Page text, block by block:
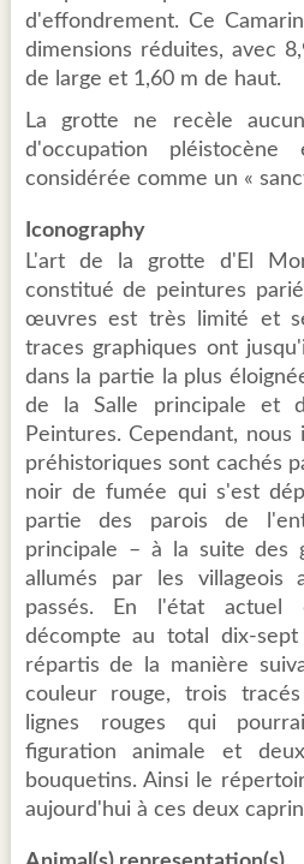
d'effondrement. Ce
dimensions réduites, avec
de large et 1,60 m de haut.
La grotte ne recèle
d'occupation
considérée comme un «
Iconography
L'art de la grotte d'El
constitué de peintures
œuvres est très limité et
traces graphiques ont
dans la partie la plus
de la Salle principale et
Peintures. Cependant,
préhistoriques sont cachés
noir de fumée qui s'est
partie des parois de
principale – à la suite des
allumés par les villageois
passés. En l'état actuel
décompte au total dix-sept
répartis de la manière
couleur rouge, trois
lignes rouges qui
figuration animale et
bouquetins. Ainsi le
aujourd'hui à ces deux